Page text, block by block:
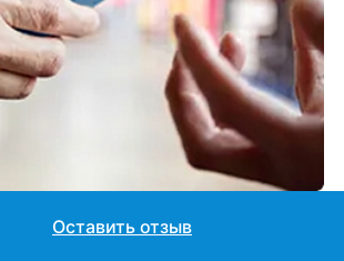
Оставить отзыв